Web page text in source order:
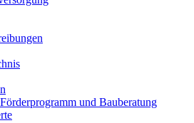
und Bauberatung